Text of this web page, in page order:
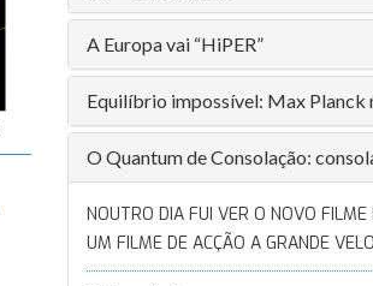
A Europa vai “HiPER”
Equilíbrio impossível: Max Planck
O Quantum de Consolação:
NOUTRO DIA FUI VER O NOVO
UM FILME DE ACÇÃO A GRANDE